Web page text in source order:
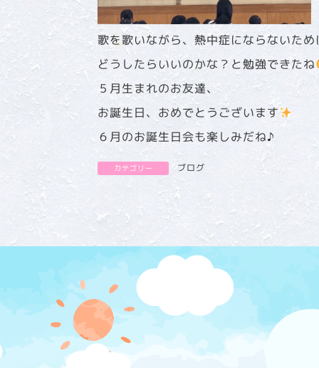
歌を歌いながら、熱中症にならないため
どうしたらいいのかな？と勉強できたね
５月生まれのお友達、
お誕生日、おめでとうございます
６月のお誕生日会も楽しみだね♪
カテゴリー ブログ